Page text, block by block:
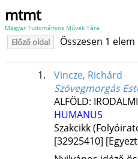
mtmt
Magyar Tudományos Művek Tára
Előző oldal Összesen 1
1.
Vincze, Richárd
Szövegmorgás
ALFÖLD:
HUMANUS
Szakcikk
[32925410]